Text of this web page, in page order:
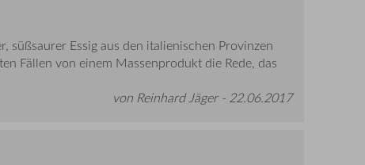
süßsaurer Essig aus den italienischen Provinzen
Fällen von einem Massenprodukt die Rede, das
von Reinhard Jäger - 22.06.2017